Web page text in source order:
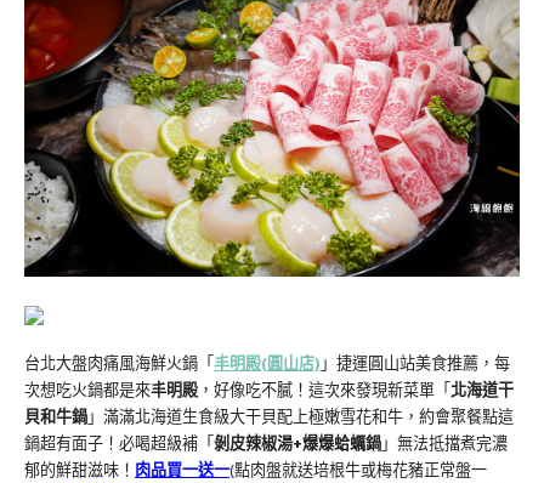
台北大盤肉痛風海鮮火鍋「丰明殿(圓山店) 」捷運圓山站美食推薦，每
次想吃火鍋都是來丰明殿 ，好像吃不膩！這次來發現新菜單「北海道干
貝和牛鍋」滿滿北海道生食級大干貝配上極嫩雪花和牛，約會聚餐點這
鍋超有面子！必喝超級補「剝皮辣椒湯+爆爆蛤蠣鍋」無法抵擋煮完濃
郁的鮮甜滋味！ 肉品買一送一(點肉盤就送培根牛或梅花豬正常盤一